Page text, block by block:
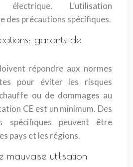
L’utilisation
des précautions spécifiques.
garants de
répondre aux normes
pour éviter les risques
ou de dommages au
CE est un minimum. Des
spécifiques peuvent être
pays et les régions.
mauvaise utilisation